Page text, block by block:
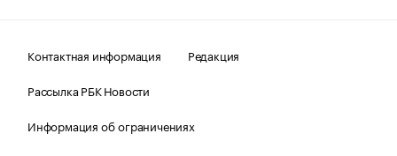
Контактная информация
Редакция
Рассылка РБК Новости
Информация об ограничениях